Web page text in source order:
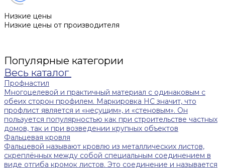
Низкие цены
Низкие цены от производителя
Популярные категории
Весь каталог
Профнастил
Многоцелевой и практичный материал с одинаковым с
обеих сторон профилем. Маркировка НС значит, что
профлист является и «несущим», и «стеновым». Он
пользуется популярностью как при строительстве частных
домов, так и при возведении крупных объектов
Фальцевая кровля
Фальцевой называют кровлю из металлических листов,
скреплённых между собой специальным соединением в
виде отгиба кромок листов. Это соединение и называется